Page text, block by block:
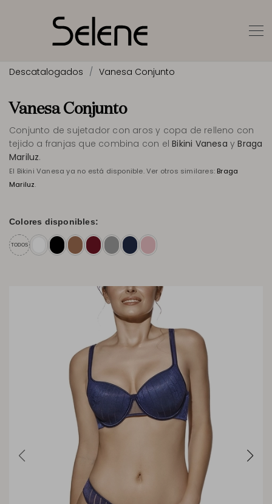
Descatalogados Vanesa Conjunto
Vanesa Conjunto
Conjunto de sujetador con aros y copa de relleno con
tejido a franjas que combina con elBikini Vanesa yBraga
Mariluz.
El Bikini Vanesa ya no está disponible. Ver otros similares: Braga
Mariluz.
Colores disponibles:
TODOS